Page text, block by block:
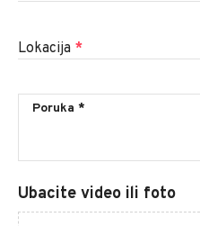
Lokacija *
Ubacite video ili foto